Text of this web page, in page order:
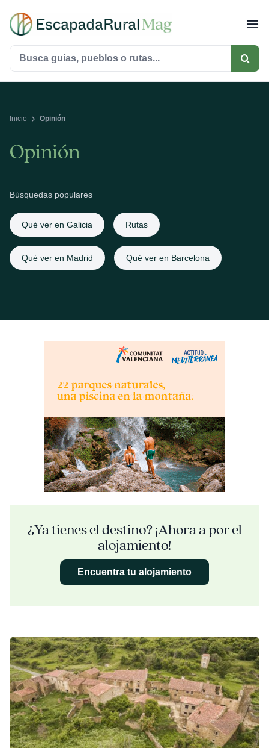
contenido
Buscar:
Inicio Opinión
Opinión
Búsquedas populares
Qué ver en Galicia Rutas
Qué ver en Madrid Qué ver en Barcelona
¿Ya tienes el destino? ¡Ahora a por el
alojamiento!
Encuentra tu alojamiento